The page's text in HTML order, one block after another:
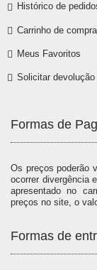
Histórico de
Carrinho de
Meus Favoritos
Solicitar devolução
Formas de
Os preços poderão
ocorrer divergência
apresentado no
preços no site, o
Formas de